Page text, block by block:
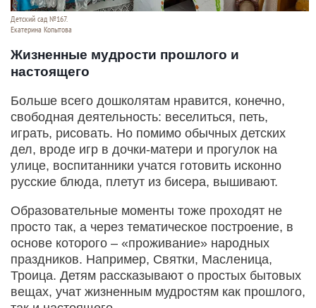
Детский сад №167.
Екатерина Копытова
Жизненные мудрости прошлого и
настоящего
Больше всего дошколятам нравится, конечно,
свободная деятельность: веселиться, петь,
играть, рисовать. Но помимо обычных детских
дел, вроде игр в дочки-матери и прогулок на
улице, воспитанники учатся готовить исконно
русские блюда, плетут из бисера, вышивают.
Образовательные моменты тоже проходят не
просто так, а через тематическое построение, в
основе которого – «проживание» народных
праздников. Например, Святки, Масленица,
Троица. Детям рассказывают о простых бытовых
вещах, учат жизненным мудростям как прошлого,